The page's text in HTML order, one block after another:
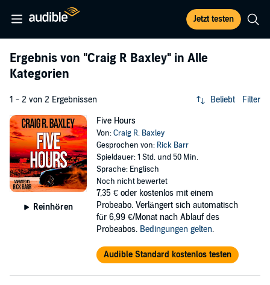
Jetzt testen
Ergebnis von "Craig R Baxley" in Alle
Kategorien
1 - 2 von 2 Ergebnissen Beliebt Filter
Reinhören
Five Hours
Von:Craig R. Baxley
Gesprochen von: Rick Barr
Spieldauer: 1 Std. und 50 Min.
Sprache: Englisch
Noch nicht bewertet
7,35 € oder kostenlos mit einem
Probeabo. Verlängert sich automatisch
für 6,99 €/Monat nach Ablauf des
Probeabos. Bedingungen gelten.
Audible Standard kostenlos testen